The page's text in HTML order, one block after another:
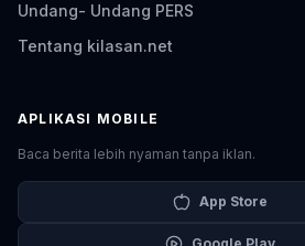
Undang- Undang PERS
Tentang kilasan.net
APLIKASI MOBILE
Baca berita lebih nyaman tanpa iklan.
App Store